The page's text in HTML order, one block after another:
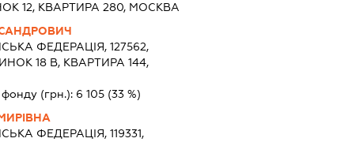
12, КВАРТИРА 280, МОСКВА
ФЕДЕРАЦІЯ, 127562,
18 В, КВАРТИРА 144,
фонду (грн.): 6 105 (33 %)
ФЕДЕРАЦІЯ, 119331,